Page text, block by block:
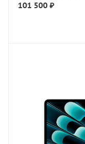
101 500 ₽